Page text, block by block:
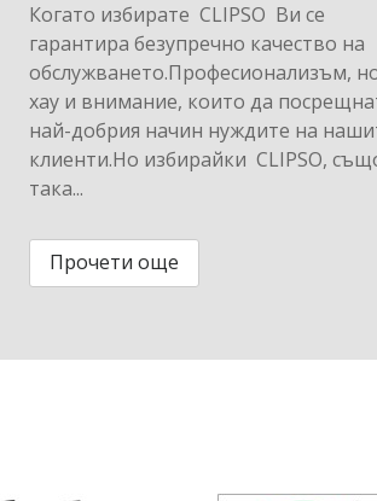
Когато избирате CLIPSO Ви се
гарантира безупречно качество на
обслужването.Професионализъм,
хау и внимание, които да
най-добрия начин нуждите на
клиенти.Но избирайки CLIPSO,
така...
Прочети още